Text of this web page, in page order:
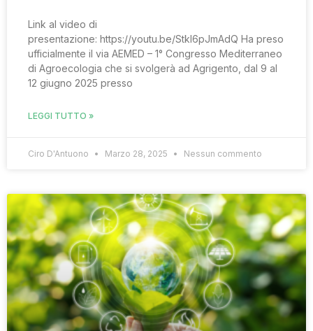
Link al video di
presentazione: https://youtu.be/StkI6pJmAdQ Ha preso
ufficialmente il via AEMED – 1° Congresso Mediterraneo
di Agroecologia che si svolgerà ad Agrigento, dal 9 al
12 giugno 2025 presso
LEGGI TUTTO »
Ciro D'Antuono Marzo 28, 2025 Nessun commento